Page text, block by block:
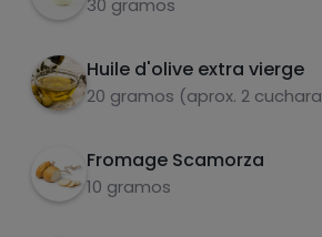
30 gramos
Huile d'olive extra vierge
20 gramos (aprox. 2
Fromage Scamorza
10 gramos
l'autre jour) et couper 10 g
graisses
sucres